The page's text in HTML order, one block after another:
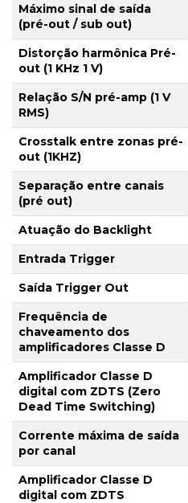
Máximo sinal de saída
(pré-out / sub out)
Distorção harmônica Pré-
out (1 KHz 1 V)
Relação S/N pré-amp (1 V
RMS)
Crosstalk entre zonas pré-
out (1KHZ)
Separação entre canais
(pré out)
Atuação do Backlight
Entrada Trigger
Saída Trigger Out
Frequência de
chaveamento dos
amplificadores Classe D
Amplificador Classe D
digital com ZDTS (Zero
Dead Time Switching)
Corrente máxima de saída
por canal
Amplificador Classe D
digital com ZDTS